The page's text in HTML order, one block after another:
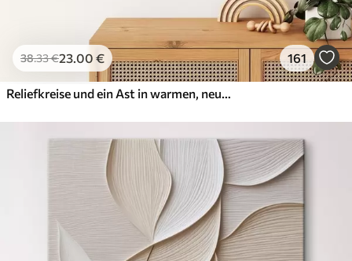
38.33€23.00 € 161
Reliefkreise und ein Ast in warmen, neutralen Farbtönen